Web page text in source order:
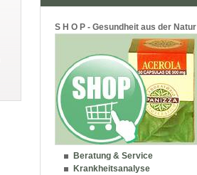
S H O P - Gesundheit aus der Natur
Beratung & Service
Krankheitsanalyse